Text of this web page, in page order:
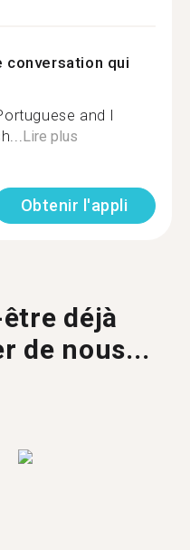
conversation qui
and I
Lire plus
Obtenir l'appli
déjà
de nous...